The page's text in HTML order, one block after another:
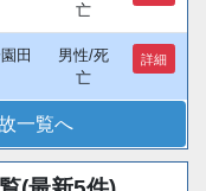
亡
田
男性/死
亡
詳細
一覧へ